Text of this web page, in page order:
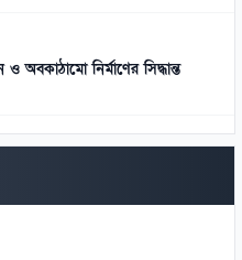
অবকাঠামো নির্মাণের সিদ্ধান্ত
আত্মসমর্পণের নির্দেশ